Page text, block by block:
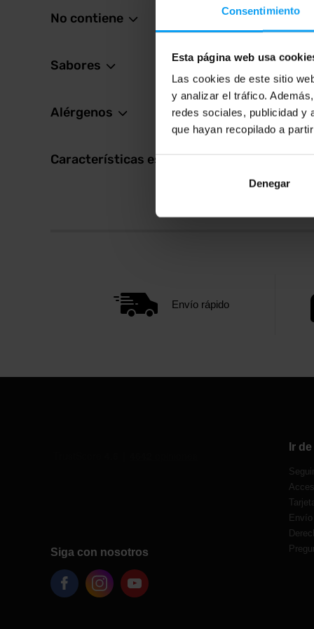
Consentimiento
Esta página web usa
Las cookies de este sitio
y analizar el tráfico.
redes sociales, publicidad y
que hayan recopilado a
Denegar
No contiene
Sabores
Alérgenos
Características especiales
En
Envío rápido
Siga con nosotros
Ir